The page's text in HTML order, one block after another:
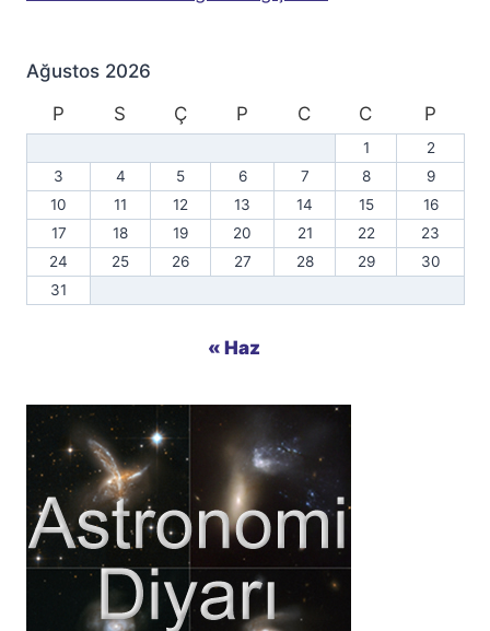
Ağustos 2026
P
S Ç P C C P
1
2
3
4 5 6 7 8
9
10
11 12 13 14 15
16
17
18 19 20 21 22
23
24
25 26 27 28 29
30
31
« Haz